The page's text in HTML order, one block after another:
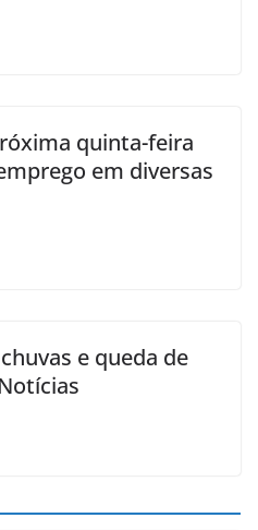
quinta-feira
em diversas
e queda de